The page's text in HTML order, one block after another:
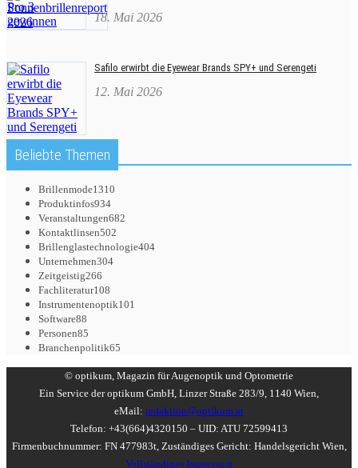
18. Mai 2026
Safilo erwirbt die Eyewear Brands SPY+ und Serengeti
12. Mai 2026
Beliebte Themen
Brillenmode1310
Produktinfos934
Veranstaltungen682
Kontaktlinsen502
Brillenglastechnologie404
Unternehmen304
Zeitgeistig266
Fachliteratur108
Instrumentenoptik101
Software88
Personen85
Branchenpolitik65
© optikum, Magazin für Augenoptik und Optometrie
Ein Service der optikum GmbH, Linzer Straße 283/9, 1140 Wien,
eMail: redaktion@optikum.at
Telefon: +43(664)4320150 – UID: ATU 72599413
Firmenbuchnummer: FN 477983t, Zuständiges Gericht: Handelsgericht Wien,
Vollständiges Impressum